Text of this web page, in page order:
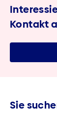
Kontakt
Sie